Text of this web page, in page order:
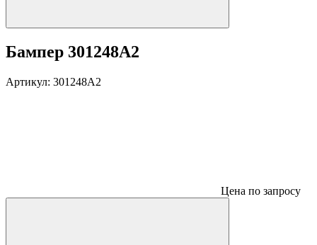
Бампер 301248A2
Артикул: 301248A2
Цена по запросу